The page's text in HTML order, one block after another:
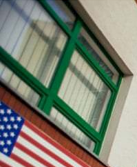
УНІВЕРСИТЕТИ, ЯКІ